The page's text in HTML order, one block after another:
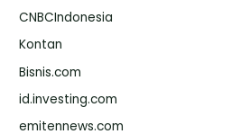
CNBCIndonesia
Kontan
Bisnis.com
id.investing.com
emitennews.com